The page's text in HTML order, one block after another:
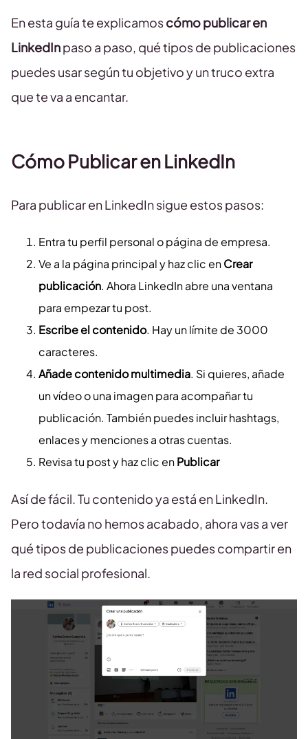
En esta guía te explicamoscómo publicar en
LinkedInpaso a paso, qué tipos de publicaciones
puedes usar según tu objetivo y un truco extra
que te va a encantar.
Cómo Publicar en LinkedIn
Para publicar en LinkedIn sigue estos pasos:
Entra tu perfil personal o página de empresa.
Ve a la página principal y haz clic enCrear
publicación. Ahora LinkedIn abre una ventana
para empezar tu post.
Escribe el contenido. Hay un límite de 3000
caracteres.
Añade contenido multimedia. Si quieres, añade
un vídeo o una imagen para acompañar tu
publicación. También puedes incluir hashtags,
enlaces y menciones a otras cuentas.
Revisa tu post y haz clic enPublicar
Así de fácil. Tu contenido ya está en LinkedIn.
Pero todavía no hemos acabado, ahora vas a ver
qué tipos de publicaciones puedes compartir en
la red social profesional.